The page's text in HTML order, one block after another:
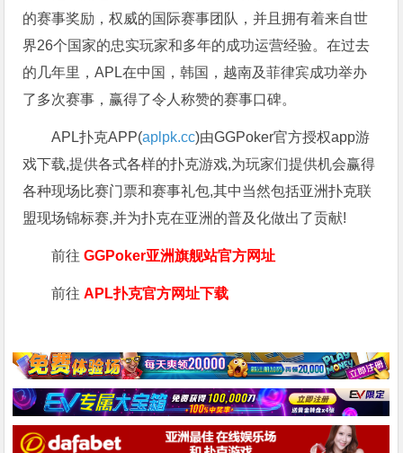
的赛事奖励，权威的国际赛事团队，并且拥有着来自世
界26个国家的忠实玩家和多年的成功运营经验。在过去
的几年里，APL在中国，韩国，越南及菲律宾成功举办
了多次赛事，赢得了令人称赞的赛事口碑。
APL扑克APP(aplpk.cc)由GGPoker官方授权app游
戏下载,提供各式各样的扑克游戏,为玩家们提供机会赢得
各种现场比赛门票和赛事礼包,其中当然包括亚洲扑克联
盟现场锦标赛,并为扑克在亚洲的普及化做出了贡献!
前往GGPoker亚洲旗舰站官方网址
前往APL扑克官方网址下载